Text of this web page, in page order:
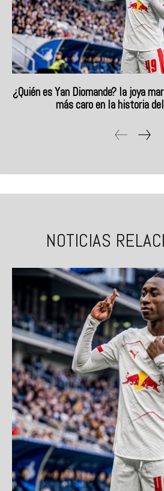
¿Quién es Yan Diomande? la joya
más caro en la historia
NOTICIAS